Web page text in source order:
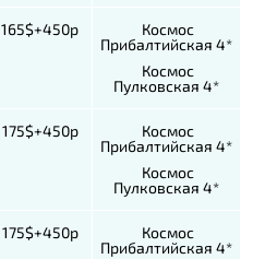
165$+450р
Космос
Прибалтийская 4*
Космос
Пулковская 4*
175$+450р
Космос
Прибалтийская 4*
Космос
Пулковская 4*
175$+450р
Космос
Прибалтийская 4*